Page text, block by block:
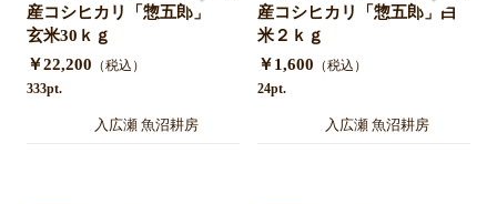
産コシヒカリ「惣五郎」
玄米30ｋｇ
￥22,200 （税込）
333pt.
入広瀬 魚沼耕房
産コシヒカリ「惣五郎」白
米２ｋｇ
￥1,600 （税込）
24pt.
入広瀬 魚沼耕房